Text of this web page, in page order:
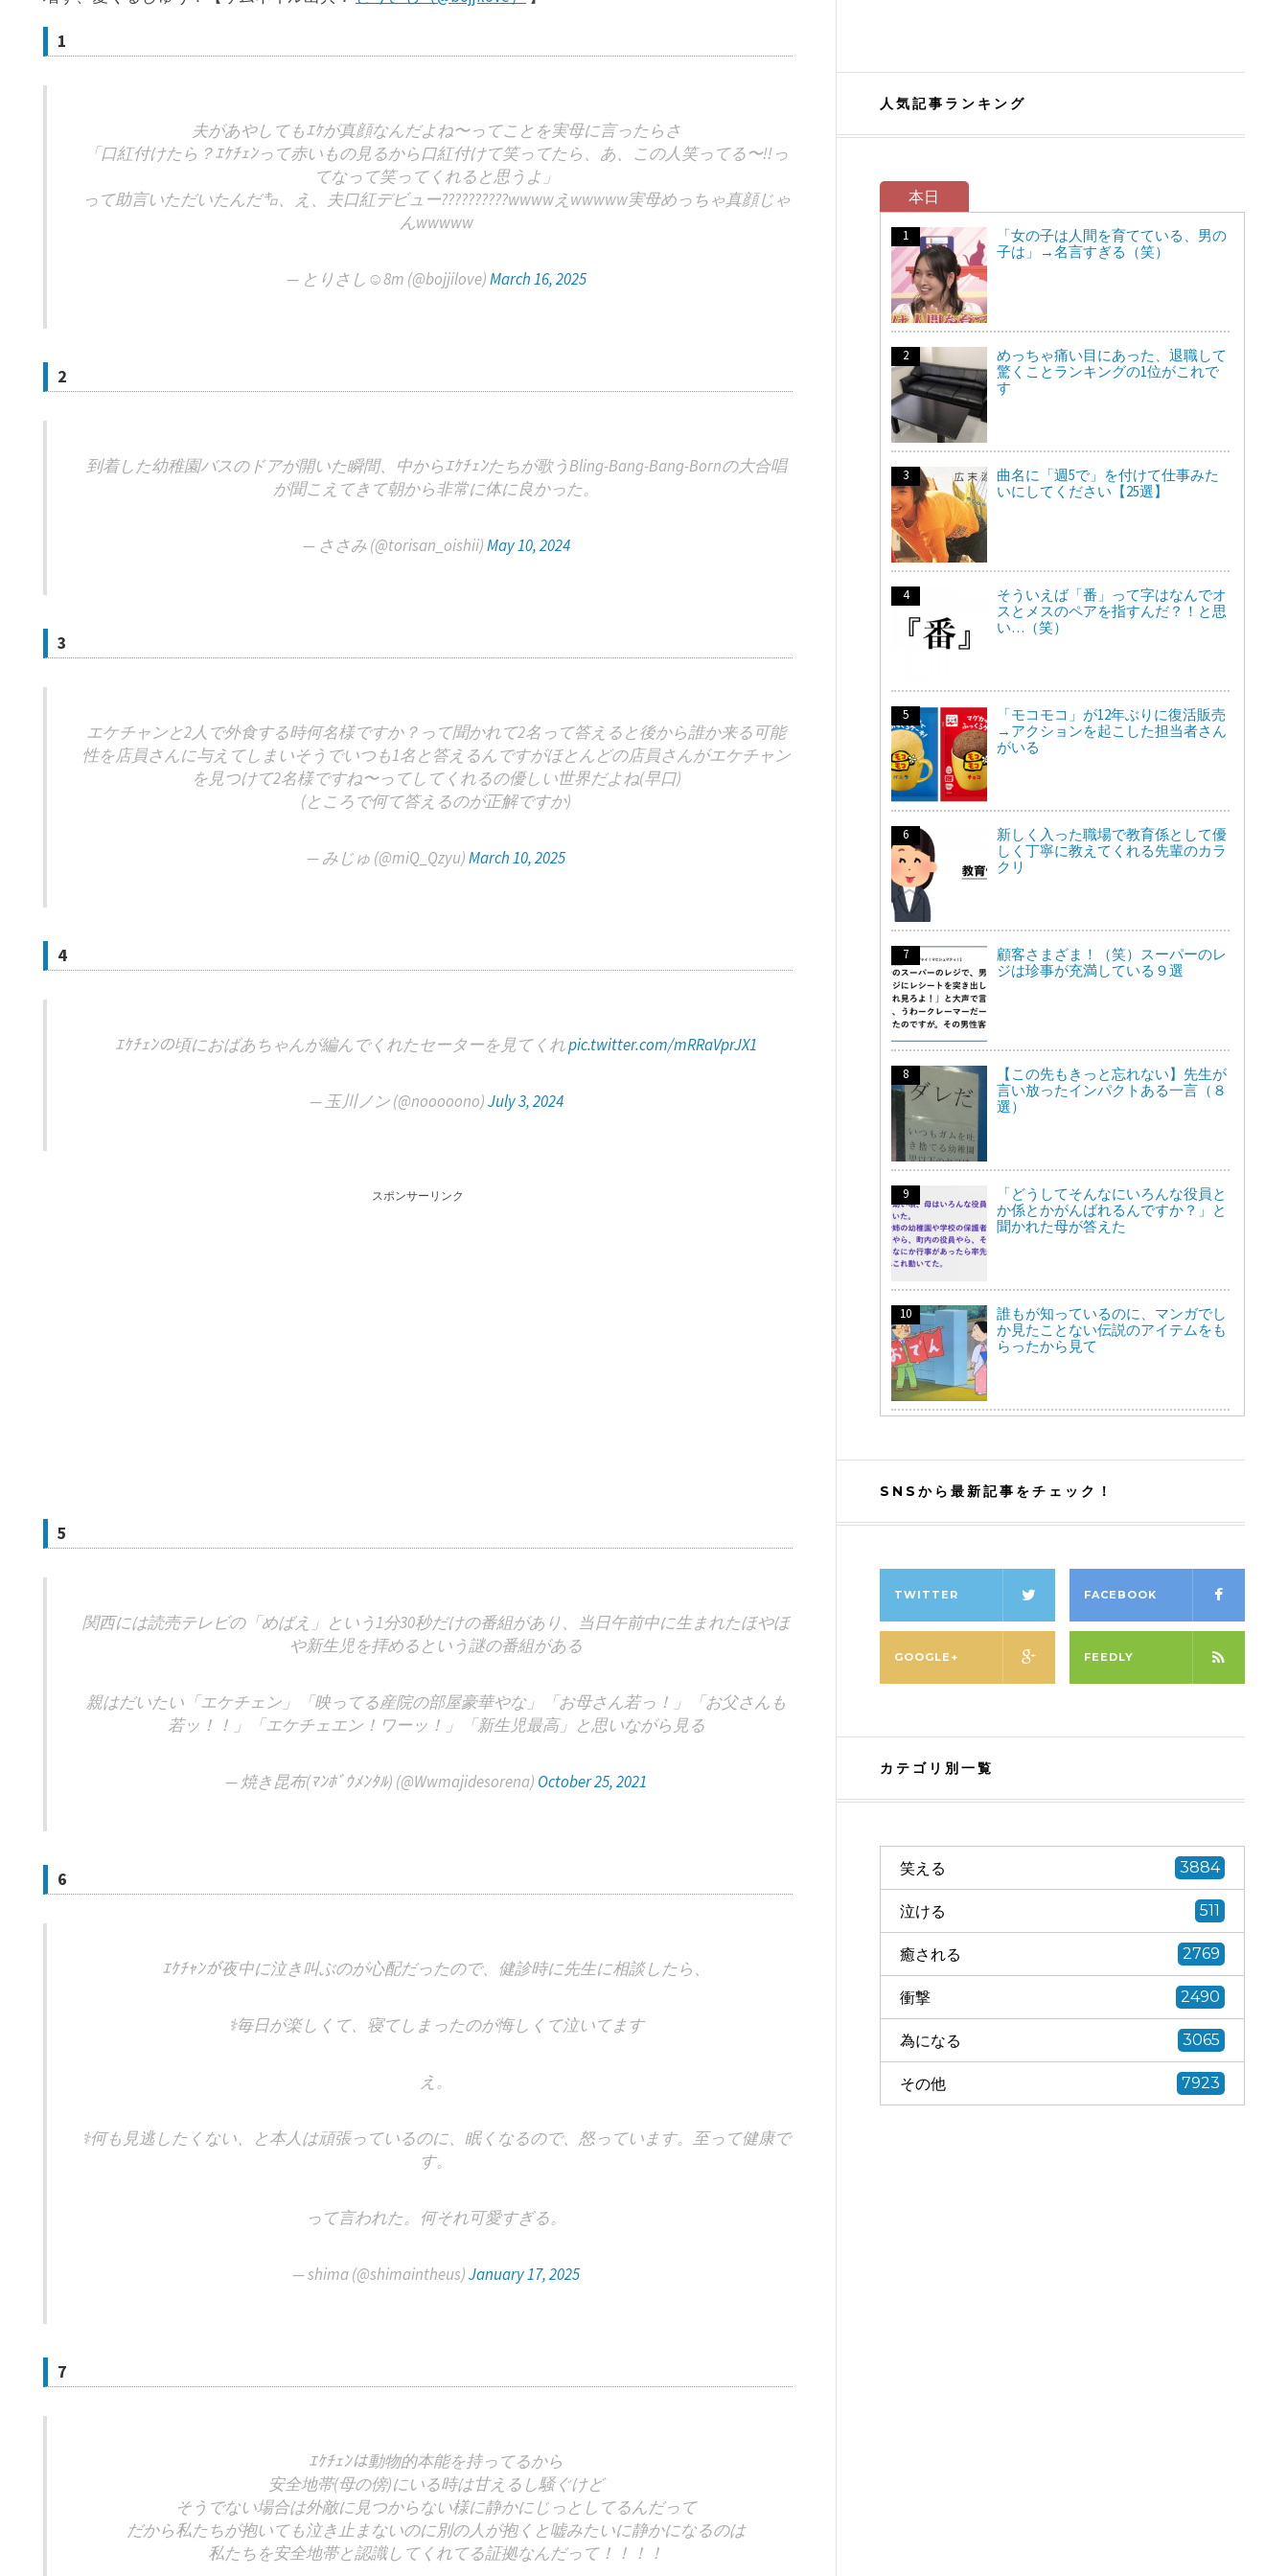
1
夫があやしてもｴｹが真顔なんだよね〜ってことを実母に言ったらさ
「口紅付けたら？ｴｹﾁｪﾝって赤いもの見るから口紅付けて笑ってたら、あ、この人笑ってる〜!!っ
てなって笑ってくれると思うよ」
って助言いただいたんだ㌔、え、夫口紅デビュー??????????wwwwえwwwww実母めっちゃ真顔じゃ
んwwwww
— とりさし☺︎8m (@bojjilove)March 16, 2025
2
到着した幼稚園バスのドアが開いた瞬間、中からｴｹﾁｪﾝたちが歌うBling-Bang-Bang-Bornの大合唱
が聞こえてきて朝から非常に体に良かった。
— ささみ (@torisan_oishii)May 10, 2024
3
エケチャンと2人で外食する時何名様ですか？って聞かれて2名って答えると後から誰か来る可能
性を店員さんに与えてしまいそうでいつも1名と答えるんですがほとんどの店員さんがエケチャン
を見つけて2名様ですね〜ってしてくれるの優しい世界だよね(早口)
(ところで何て答えるのが正解ですか)
— みじゅ (@miQ_Qzyu)March 10, 2025
4
ｴｹﾁｪﾝの頃におばあちゃんが編んでくれたセーターを見てくれpic.twitter.com/mRRaVprJX1
— 玉川ノン (@nooooono)July 3, 2024
スポンサーリンク
5
関西には読売テレビの「めばえ」という1分30秒だけの番組があり、当日午前中に生まれたほやほ
や新生児を拝めるという謎の番組がある
親はだいたい「エケチェン」「映ってる産院の部屋豪華やな」「お母さん若っ！」「お父さんも
若ッ！！」「エケチェエン！ワーッ！」「新生児最高」と思いながら見る
— 焼き昆布(ﾏﾝﾎﾞｳﾒﾝﾀﾙ) (@Wwmajidesorena) October 25, 2021
6
ｴｹﾁｬﾝが夜中に泣き叫ぶのが心配だったので、健診時に先生に相談したら、
‍⚕️毎日が楽しくて、寝てしまったのが悔しくて泣いてます
‍え。
‍⚕️何も見逃したくない、と本人は頑張っているのに、眠くなるので、怒っています。至って健康で
す。
って言われた。何それ可愛すぎる。
— shima (@shimaintheus)January 17, 2025
7
ｴｹﾁｪﾝは動物的本能を持ってるから
安全地帯(母の傍)にいる時は甘えるし騒ぐけど
そうでない場合は外敵に見つからない様に静かにじっとしてるんだって
だから私たちが抱いても泣き止まないのに別の人が抱くと嘘みたいに静かになるのは
私たちを安全地帯と認識してくれてる証拠なんだって！！！！
人気記事ランキング
本日
「女の子は人間を育てている、男の
子は」→名言すぎる（笑）
めっちゃ痛い目にあった、退職して
驚くことランキングの1位がこれで
す
曲名に「週5で」を付けて仕事みた
いにしてください【25選】
そういえば「番」って字はなんでオ
スとメスのペアを指すんだ？！と思
い…（笑）
「モコモコ」が12年ぶりに復活販売
→アクションを起こした担当者さん
がいる
新しく入った職場で教育係として優
しく丁寧に教えてくれる先輩のカラ
クリ
顧客さまざま！（笑）スーパーのレ
ジは珍事が充満している９選
【この先もきっと忘れない】先生が
言い放ったインパクトある一言（８
選）
「どうしてそんなにいろんな役員と
か係とかがんばれるんですか？」と
聞かれた母が答えた
誰もが知っているのに、マンガでし
か見たことない伝説のアイテムをも
らったから見て
SNSから最新記事をチェック！
TWITTER FACEBOOK
GOOGLE+ FEEDLY
カテゴリ別一覧
笑える 3884
泣ける 511
癒される 2769
衝撃 2490
為になる 3065
その他 7923